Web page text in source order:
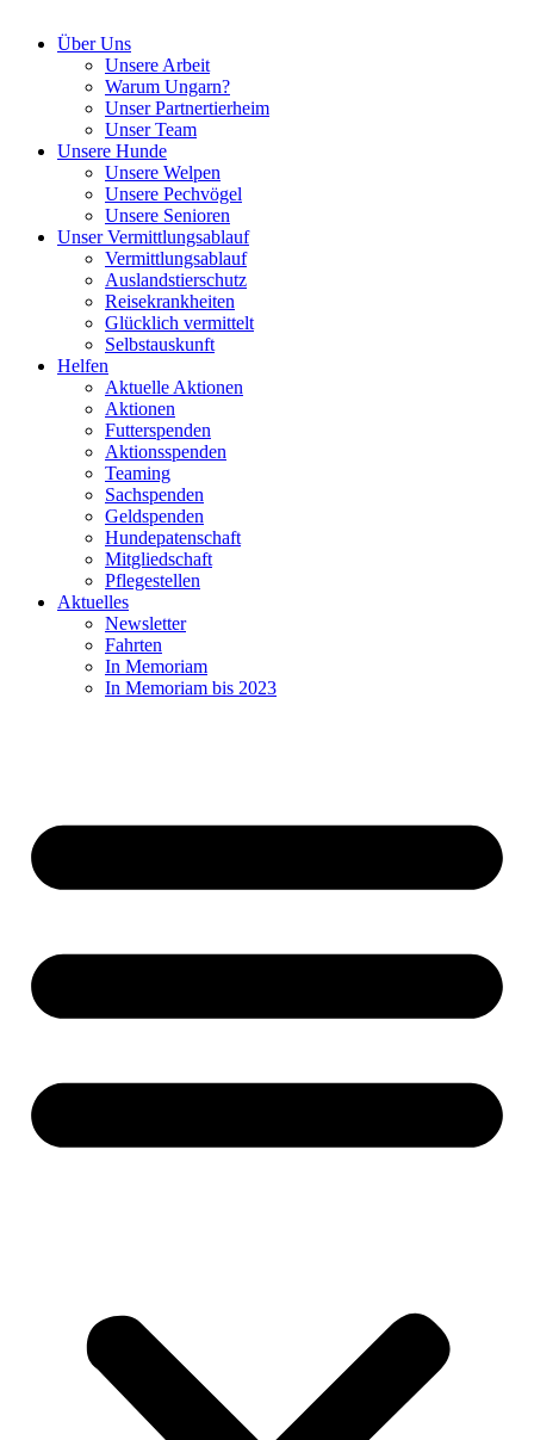
Über Uns
Unsere Arbeit
Warum Ungarn?
Unser Partnertierheim
Unser Team
Unsere Hunde
Unsere Welpen
Unsere Pechvögel
Unsere Senioren
Unser Vermittlungsablauf
Vermittlungsablauf
Auslandstierschutz
Reisekrankheiten
Glücklich vermittelt
Selbstauskunft
Helfen
Aktuelle Aktionen
Aktionen
Futterspenden
Aktionsspenden
Teaming
Sachspenden
Geldspenden
Hundepatenschaft
Mitgliedschaft
Pflegestellen
Aktuelles
Newsletter
Fahrten
In Memoriam
In Memoriam bis 2023